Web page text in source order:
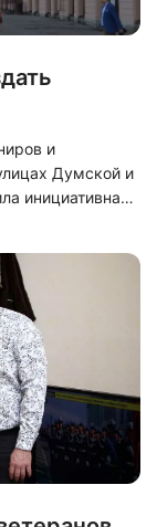
и
Думской и
инициативная